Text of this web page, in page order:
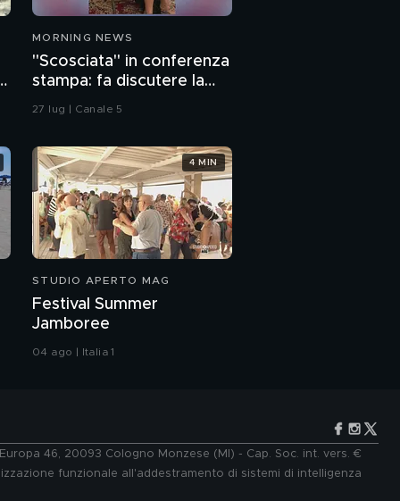
MORNING NEWS
"Scosciata" in conferenza
stampa: fa discutere la
vicesindaca di Livorno
27 lug | Canale 5
STUDIO APERTO MAG
Festival Summer
Jamboree
04 ago | Italia 1
4 MIN
46, 20093 Cologno Monzese (MI) - Cap. Soc. int. vers. €
funzionale all'addestramento di sistemi di intelligenza